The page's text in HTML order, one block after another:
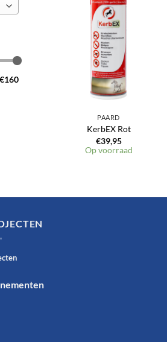
€160
PAARD
KerbEX Rot
€39,95
Op voorraad